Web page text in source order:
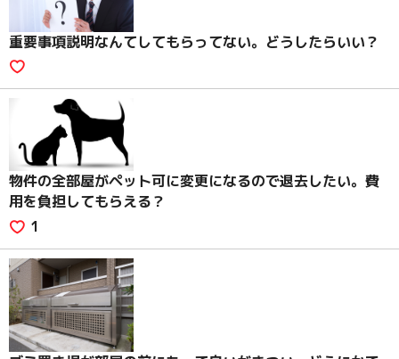
重要事項説明なんてしてもらってない。どうしたらいい？
物件の全部屋がペット可に変更になるので退去したい。費
用を負担してもらえる？
1